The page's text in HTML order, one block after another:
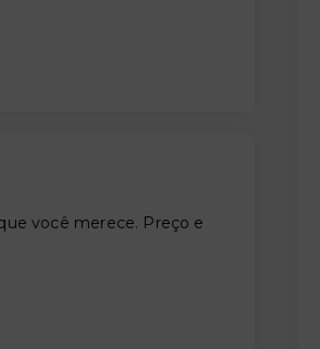
você merece. Preço e